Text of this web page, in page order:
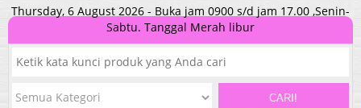
Thursday, 6 August 2026 - Buka jam 0900 s/d jam 17.00 ,Senin-
Sabtu. Tanggal Merah libur
CARI!